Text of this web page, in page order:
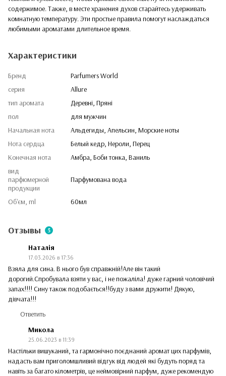
содержимое. Также, в месте хранения духов старайтесь удерживать
комнатную температуру. Эти простые правила помогут наслаждаться
любимыми ароматами длительное время.
Характеристики
Бренд
Parfumers World
серия
Allure
тип аромата
Деревні, Пряні
пол
для мужчин
Начальная нота
Альдегиды, Апельсин, Морские ноты
Нота сердца
Белый кедр, Нероли, Перец
Конечная нота
Амбра, Боби тонка, Ваниль
вид
парфюмерной
продукции
Парфумована вода
Об'єм, ml 60мл
Отзывы 5
Наталія
17.03.2026 в 17:36
Взяла для сина. В нього був справжній!Але він такий
дорогий.Спробувала взяти у вас, і не пожаліла! дуже гарний чоловічий
запах!!!! Сину також подобається!!буду з вами дружити! Дякую,
дівчата!!!
Ответить
Микола
25.06.2023 в 11:39
Настільки вишуканий, та гармонічно поєднаний аромат цих парфумів,
надасть вам приголомшливий відгук від людей які будуть поряд та
навіть за багато кілометрів, це неймовірний парфум, дуже рекомендую